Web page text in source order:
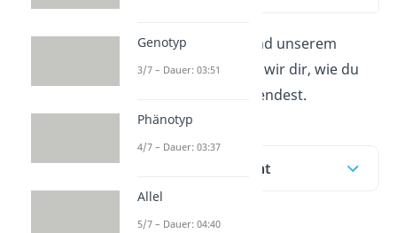
In diesem Beitrag und unserem
Videodazu erklären wir dir, wie du
anwendest.
Inhaltsübersicht
Genotyp
3/7 – Dauer: 03:51
Phänotyp
4/7 – Dauer: 03:37
Allel
5/7 – Dauer: 04:40